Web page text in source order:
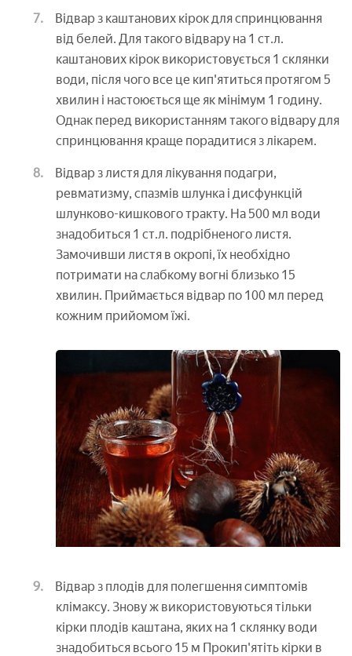
Відвар з каштанових кірок для спринцювання
від белей. Для такого відвару на 1 ст.л.
каштанових кірок використовується 1 склянки
води, після чого все це кип'ятиться протягом 5
хвилин і настоюється ще як мінімум 1 годину.
Однак перед використанням такого відвару для
спринцювання краще порадитися з лікарем.
Відвар з листя для лікування подагри,
ревматизму, спазмів шлунка і дисфункцій
шлунково-кишкового тракту. На 500 мл води
знадобиться 1 ст.л. подрібненого листя.
Замочивши листя в окропі, їх необхідно
потримати на слабкому вогні близько 15
хвилин. Приймається відвар по 100 мл перед
кожним прийомом їжі.
Відвар з плодів для полегшення симптомів
клімаксу. Знову ж використовуються тільки
кірки плодів каштана, яких на 1 склянку води
знадобиться всього 15 м Прокип'ятіть кірки в